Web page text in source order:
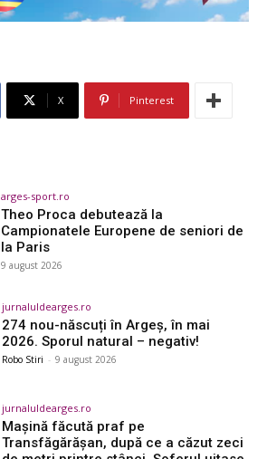
X Pinterest
arges-sport.ro
Theo Proca debutează la
Campionatele Europene de seniori de
la Paris
9 august 2026
jurnaluldearges.ro
274 nou-născuți în Argeș, în mai
2026. Sporul natural – negativ!
Robo Stiri - 9 august 2026
jurnaluldearges.ro
Mașină făcută praf pe
Transfăgărășan, după ce a căzut zeci